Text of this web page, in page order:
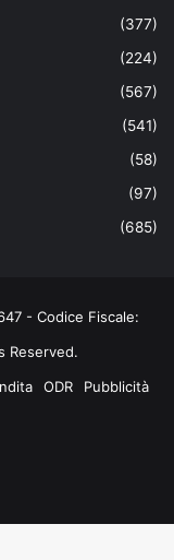
(377)
(224)
(567)
(541)
(58)
(97)
(685)
- Codice Fiscale:
Reserved.
ODR
Pubblicità